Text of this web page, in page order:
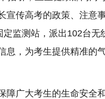
宣传高考的政策、注
监测站，派出102台
息，为考生提供精准
广大考生的生命安全